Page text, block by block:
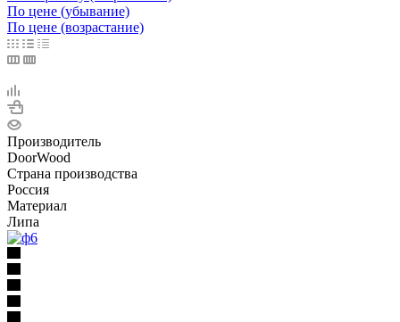
По цене (убывание)
По цене (возрастание)
Производитель
DoorWood
Страна производства
Россия
Материал
Липа